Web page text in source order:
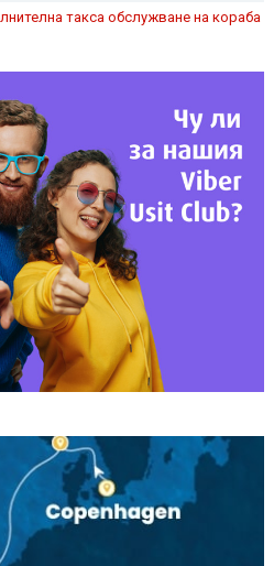
такса обслужване на кораба